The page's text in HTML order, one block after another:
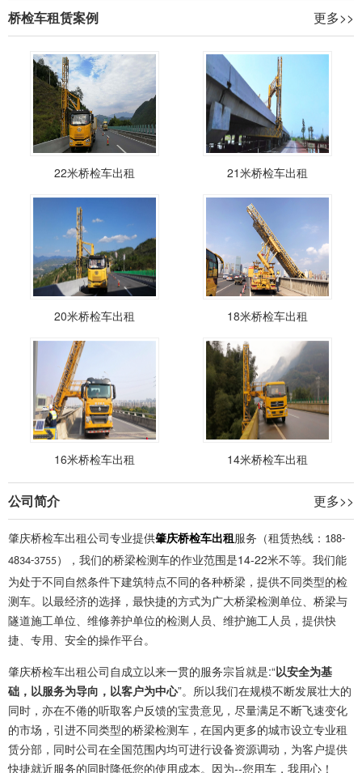
桥检车租赁案例 更多>>
22米桥检车出租 21米桥检车出租
20米桥检车出租 18米桥检车出租
16米桥检车出租 14米桥检车出租
更多>>
公司简介
肇庆桥检车出租公司专业提供肇庆桥检车出租服务（租赁热线： 188-
4834-3755），我们的桥梁检测车的作业范围是14-22米不等。我们能
为处于不同自然条件下建筑特点不同的各种桥梁，提供不同类型的检
测车。以最经济的选择，最快捷的方式为广大桥梁检测单位、桥梁与
隧道施工单位、维修养护单位的检测人员、维护施工人员，提供快
捷、专用、安全的操作平台。
肇庆桥检车出租公司自成立以来一贯的服务宗旨就是:“以安全为基
础，以服务为导向，以客户为中心”。所以我们在规模不断发展壮大的
同时，亦在不倦的听取客户反馈的宝贵意见，尽量满足不断飞速变化
的市场，引进不同类型的桥梁检测车，在国内更多的城市设立专业租
赁分部，同时公司在全国范围内均可进行设备资源调动，为客户提供
快捷就近服务的同时降低您的使用成本。因为--您用车，我用心！